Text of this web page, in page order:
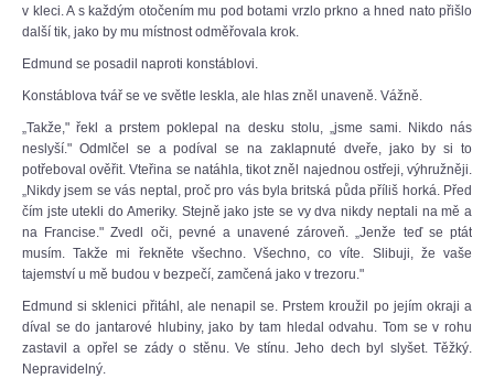
v kleci. A s každým otočením mu pod botami vrzlo prkno a hned nato přišlo
další tik, jako by mu místnost odměřovala krok.
Edmund se posadil naproti konstáblovi.
Konstáblova tvář se ve světle leskla, ale hlas zněl unaveně. Vážně.
„Takže," řekl a prstem poklepal na desku stolu, „jsme sami. Nikdo nás
neslyší." Odmlčel se a podíval se na zaklapnuté dveře, jako by si to
potřeboval ověřit. Vteřina se natáhla, tikot zněl najednou ostřeji, výhružněji.
„Nikdy jsem se vás neptal, proč pro vás byla britská půda příliš horká. Před
čím jste utekli do Ameriky. Stejně jako jste se vy dva nikdy neptali na mě a
na Francise." Zvedl oči, pevné a unavené zároveň. „Jenže teď se ptát
musím. Takže mi řekněte všechno. Všechno, co víte. Slibuji, že vaše
tajemství u mě budou v bezpečí, zamčená jako v trezoru."
Edmund si sklenici přitáhl, ale nenapil se. Prstem kroužil po jejím okraji a
díval se do jantarové hlubiny, jako by tam hledal odvahu. Tom se v rohu
zastavil a opřel se zády o stěnu. Ve stínu. Jeho dech byl slyšet. Těžký.
Nepravidelný.